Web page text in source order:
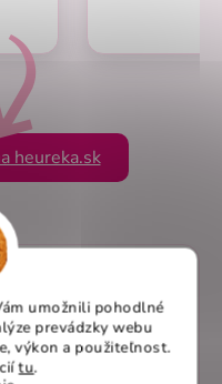
umožnili pohodlné
prevádzky webu
výkon a použiteľnost.
tu.
heureka.sk